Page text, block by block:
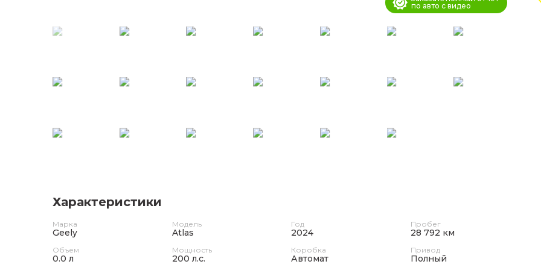
по авто с видео
Характеристики
Марка
Geely
Модель
Atlas
Год
2024
Пробег
28 792 км
Объем
0.0 л
Мощность
200 л.с.
Коробка
Автомат
Привод
Полный